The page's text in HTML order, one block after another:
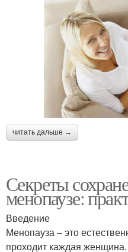
читать дальше →
Секреты
менопаузе:
Введение
Менопауза – это
проходит каждая